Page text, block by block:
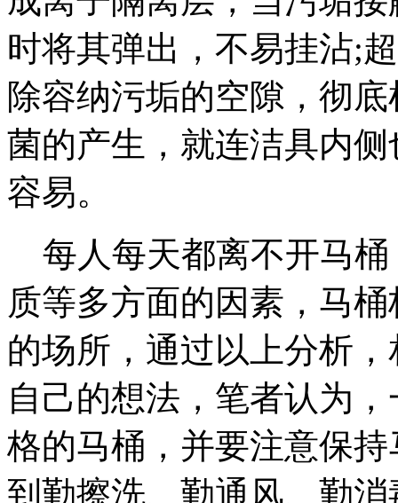
时将其弹出，不易挂沾;
除容纳污垢的空隙，彻
菌的产生，就连洁具内
容易。
每人每天都离不开马桶
质等多方面的因素，马
的场所，通过以上分析
自己的想法，笔者认为
格的马桶，并要注意保
到勤擦洗、勤通风、勤